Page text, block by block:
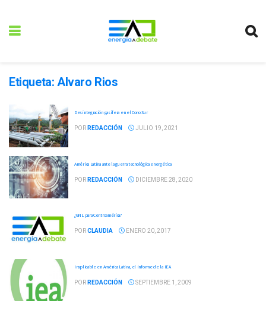
Etiqueta: Alvaro Rios
Desintegración gasífera en el Cono Sur
POR REDACCIÓN JULIO 19, 2021
América Latina ante la guerra tecnológica energética
POR REDACCIÓN DICIEMBRE 28, 2020
¿GNL para Centroamérica?
PORCLAUDIA ENERO 20, 2017
Inaplicable en América Latina, el informe de la IEA
POR REDACCIÓN SEPTIEMBRE 1, 2009